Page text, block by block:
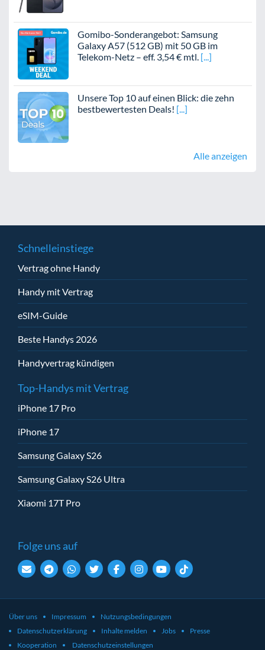
Gomibo-Sonderangebot: Samsung
Galaxy A57 (512 GB) mit 50 GB im
Telekom-Netz – eff. 3,54 € mtl.
Unsere Top 10 auf einen Blick: die zehn
bestbewertesten Deals!
Alle anzeigen
Schnelleinstiege
Vertrag ohne Handy
Handy mit Vertrag
eSIM-Guide
Beste Handys 2026
Handyvertrag kündigen
Top-Handys mit Vertrag
iPhone 17 Pro
iPhone 17
Samsung Galaxy S26
Samsung Galaxy S26 Ultra
Xiaomi 17T Pro
Folge uns auf
Über uns Impressum
Nutzungsbedingungen
Datenschutzerklärung
Inhalte melden Jobs
Presse
Kooperation
Datenschutzeinstellungen